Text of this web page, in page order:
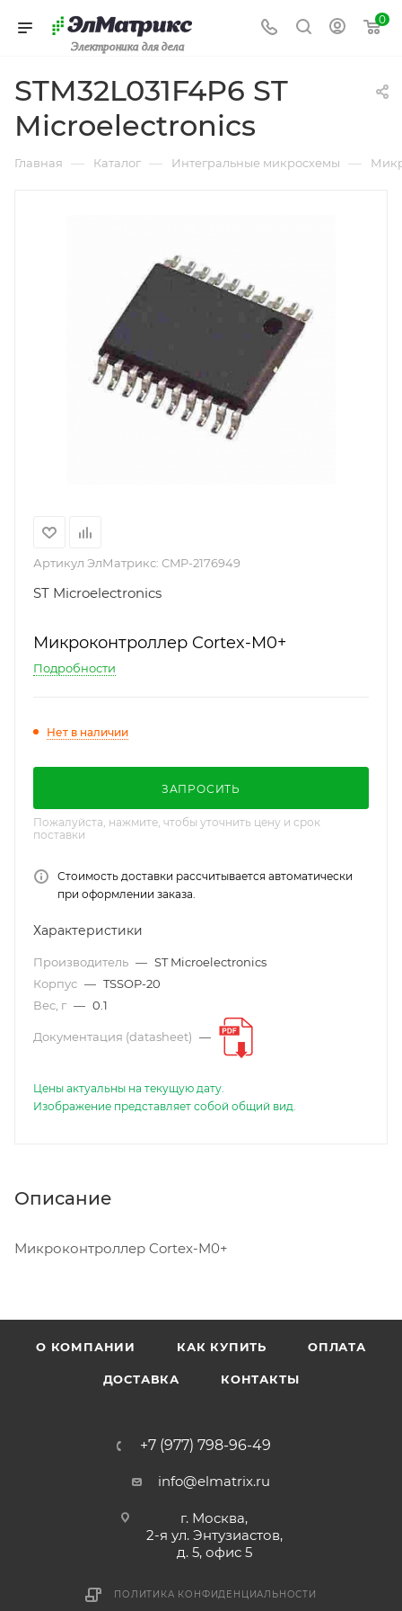
Электроника для дела
0
STM32L031F4P6 ST
Microelectronics
Главная — Каталог — Интегральные микросхемы —
Артикул ЭлМатрикс: CMP-2176949
ST Microelectronics
Микроконтроллер Cortex-M0+
Подробности
Нет в наличии
ЗАПРОСИТЬ
Пожалуйста, нажмите, чтобы уточнить цену и срок
поставки
Стоимость доставки рассчитывается автоматически
при оформлении заказа.
Характеристики
Производитель — ST Microelectronics
Корпус — TSSOP-20
Вес, г — 0.1
Документация (datasheet) —
Цены актуальны на текущую дату.
Изображение представляет собой общий вид.
Описание
Микроконтроллер Cortex-M0+
О КОМПАНИИ КАК КУПИТЬ ОПЛАТА
ДОСТАВКА КОНТАКТЫ
+7 (977) 798-96-49
info@elmatrix.ru
г. Москва,
2-я ул. Энтузиастов,
д. 5, офис 5
ПОЛИТИКА КОНФИДЕНЦИАЛЬНОСТИ